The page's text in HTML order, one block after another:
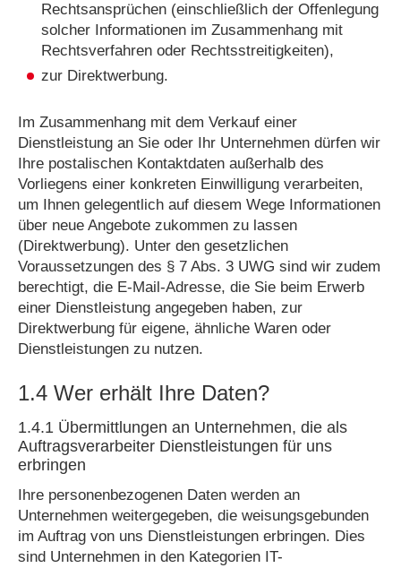
Rechtsansprüchen (einschließlich der Offenlegung
solcher Informationen im Zusammenhang mit
Rechtsverfahren oder Rechtsstreitigkeiten),
zur Direktwerbung.
Im Zusammenhang mit dem Verkauf einer
Dienstleistung an Sie oder Ihr Unternehmen dürfen wir
Ihre postalischen Kontaktdaten außerhalb des
Vorliegens einer konkreten Einwilligung verarbeiten,
um Ihnen gelegentlich auf diesem Wege Informationen
über neue Angebote zukommen zu lassen
(Direktwerbung). Unter den gesetzlichen
Voraussetzungen des § 7 Abs. 3 UWG sind wir zudem
berechtigt, die E-Mail-Adresse, die Sie beim Erwerb
einer Dienstleistung angegeben haben, zur
Direktwerbung für eigene, ähnliche Waren oder
Dienstleistungen zu nutzen.
1.4 Wer erhält Ihre Daten?
1.4.1 Übermittlungen an Unternehmen, die als
Auftragsverarbeiter Dienstleistungen für uns
erbringen
Ihre personenbezogenen Daten werden an
Unternehmen weitergegeben, die weisungsgebunden
im Auftrag von uns Dienstleistungen erbringen. Dies
sind Unternehmen in den Kategorien IT-